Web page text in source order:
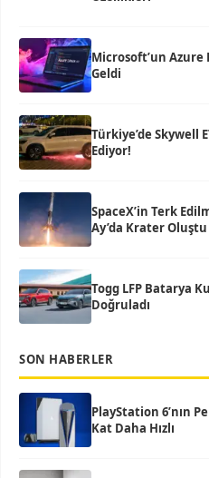
Microsoft’un Azure
Geldi
Türkiye’de Skywell
Ediyor!
SpaceX’in Terk
Ay’da Krater Oluştu
Togg LFP Batarya
Doğruladı
SON HABERLER
PlayStation 6’nın
Kat Daha Hızlı